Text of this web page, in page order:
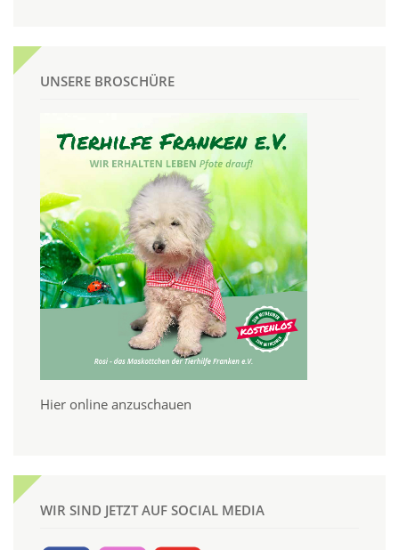
UNSERE BROSCHÜRE
Hier online anzuschauen
WIR SIND JETZT AUF SOCIAL MEDIA